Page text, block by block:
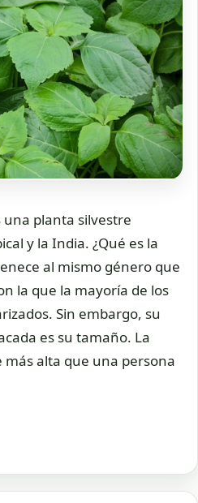
una planta silvestre
y la India. ¿Qué es la
al mismo género que
la que la mayoría de los
Sin embargo, su
es su tamaño. La
alta que una persona